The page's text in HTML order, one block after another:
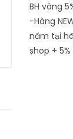
BH vàng
-Hàng
năm tại
shop + 5%